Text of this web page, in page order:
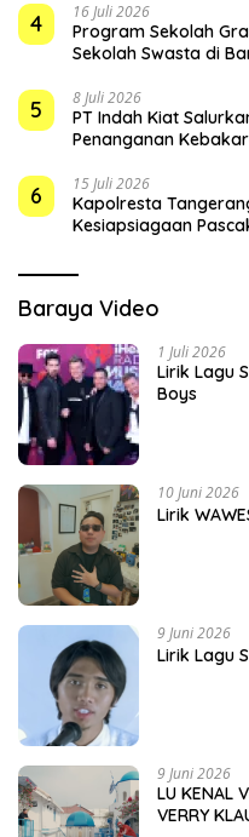
4 16 Juli 2026
Program Sekolah
Sekolah Swasta di
5 8 Juli 2026
PT Indah Kiat
Penanganan
6 15 Juli 2026
Kapolresta
Kesiapsiagaan
Baraya Video
1 Juli 2026
Lirik Lagu
Boys
10 Juni 2026
Lirik
9 Juni 2026
Lirik Lagu
9 Juni 2026
LU KENAL
VERRY